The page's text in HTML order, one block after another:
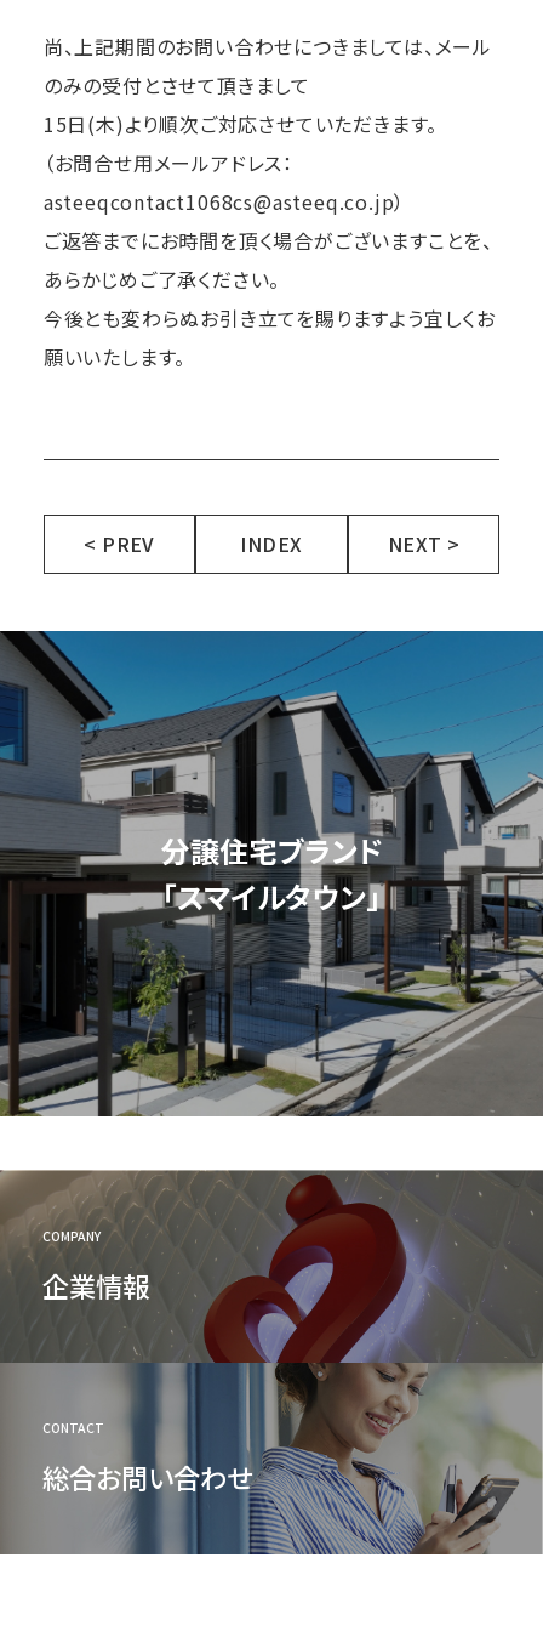
尚、上記期間のお問い合わせにつきましては、メール
のみの受付とさせて頂きまして
15日(木)より順次ご対応させていただきます。
（お問合せ用メールアドレス：
asteeqcontact1068cs@asteeq.co.jp）
ご返答までにお時間を頂く場合がございますことを、
あらかじめご了承ください。
今後とも変わらぬお引き立てを賜りますよう宜しくお
願いいたします。
< PREV INDEX NEXT >
分譲住宅ブランド
「スマイルタウン」
COMPANY
企業情報
CONTACT
総合お問い合わせ